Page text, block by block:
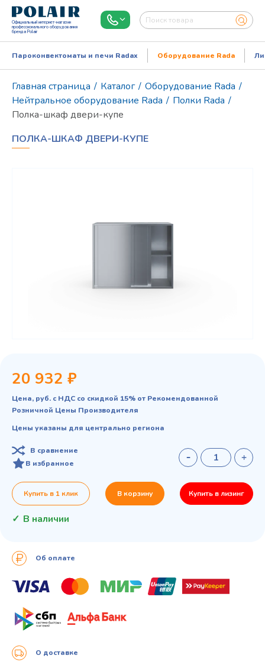
Официальный интернет-магазин
профессионального оборудования
бренда Polair
Пароконвектоматы и печи Radax Оборудование Rada
Главная страница / Каталог / Оборудование Rada /
Нейтральное оборудование Rada / Полки Rada /
Полка-шкаф двери-купе
ПОЛКА-ШКАФ ДВЕРИ-КУПЕ
20 932 ₽
Цена, руб. с НДС со скидкой 15% от Рекомендованной
Розничной Цены Производителя
Цены указаны для центрально региона
В сравнение
В избранное
Купить в 1 клик В корзину Купить в лизинг
В наличии
Об оплате
О доставке